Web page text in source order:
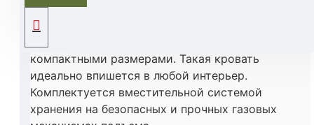
Базовая легкая и современная модель с
компактными размерами. Такая кровать
идеально впишется в любой интерьер.
Комплектуется вместительной системой
хранения на безопасных и прочных газовых